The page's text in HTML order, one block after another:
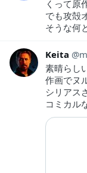
くって原
でも攻殻
そうな何
Keita
素晴らし
作画でヌ
シリアス
コミカル